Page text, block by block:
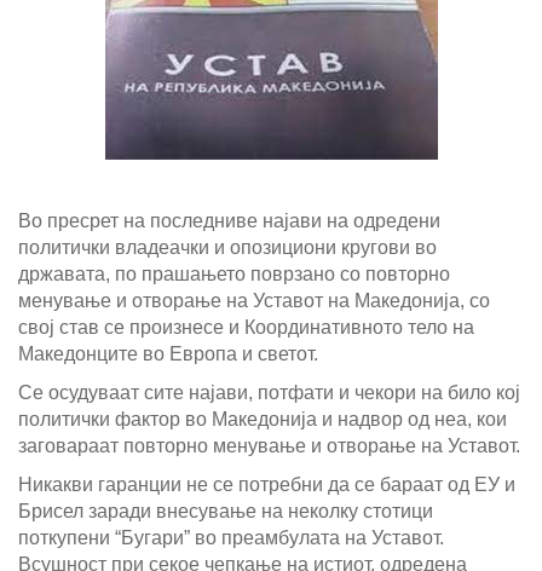
Во пресрет на последниве најави на одредени
политички владеачки и опозициони кругови во
државата, по прашањето поврзано со повторно
менување и отворање на Уставот на Македонија, со
свој став се произнесе и Координативното тело на
Македонците во Европа и светот.
Се осудуваат сите најави, потфати и чекори на било кој
политички фактор во Македонија и надвор од неа, кои
заговараат повторно менување и отворање на Уставот.
Никакви гаранции не се потребни да се бараат од ЕУ и
Брисел заради внесување на неколку стотици
поткупени “Бугари” во преамбулата на Уставот.
Всушност при секое чепкање на истиот, одредена